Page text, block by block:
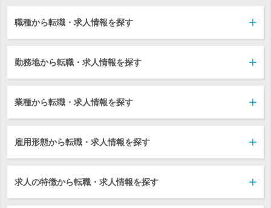
職種から転職・求人情報を探す
勤務地から転職・求人情報を探す
業種から転職・求人情報を探す
雇用形態から転職・求人情報を探す
求人の特徴から転職・求人情報を探す